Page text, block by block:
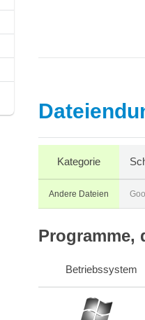
Kategorie
Andere Dateien
Programme,
Betriebssystem